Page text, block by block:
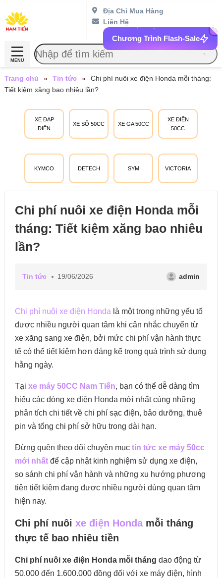
Địa Chỉ Mua Hàng
Liên Hệ
Chương Trình Flash-Sale
MENU
XE ĐẠP
ĐIỆN
XE SỐ 50CC XE GA 50CC
XE ĐIỆN
50CC
KYMCO DETECH SYM VICTORIA
Trang chủ » Tin tức »
Chi phí nuôi xe điện Honda mỗi tháng:
Tiết kiệm xăng bao nhiêu lần?
Chi phí nuôi xe điện Honda mỗi
tháng: Tiết kiệm xăng bao nhiêu
lần?
Tin tức 19/06/2026 admin
Chi phí nuôi xe điện Honda là một trong những yếu tố
được nhiều người quan tâm khi cân nhắc chuyển từ
xe xăng sang xe điện, bởi mức chi phí vận hành thực
tế có thể tiết kiệm hơn đáng kể trong quá trình sử dụng
hằng ngày.
Tại xe máy 50CC Nam Tiến, bạn có thể dễ dàng tìm
hiểu các dòng xe điện Honda mới nhất cùng những
phân tích chi tiết về chi phí sạc điện, bảo dưỡng, thuê
pin và tổng chi phí sở hữu trong dài hạn.
Đừng quên theo dõi chuyên mục tin tức xe máy 50cc
mới nhấtđể cập nhật kinh nghiệm sử dụng xe điện,
so sánh chi phí vận hành và những xu hướng phương
tiện tiết kiệm đang được nhiều người dùng quan tâm
hiện nay.
Chi phí nuôi xe điện Hondamỗi tháng
thực tế bao nhiêu tiền
Chi phí nuôi xe điện Honda mỗi tháng dao động từ
50.000 đến 1.600.000 đồng đối với xe máy điện, hình